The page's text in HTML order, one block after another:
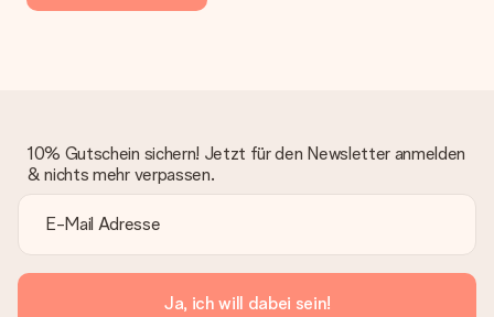
10% Gutschein sichern! Jetzt für den Newsletter anmelden
& nichts mehr verpassen.
Ja, ich will dabei sein!